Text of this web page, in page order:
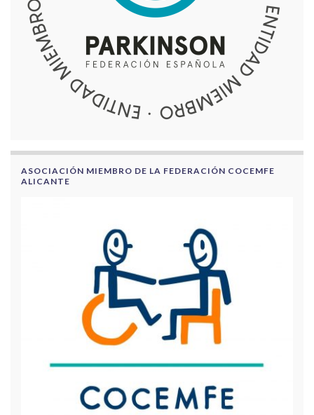
ASOCIACIÓN MIEMBRO DE LA FEDERACIÓN COCEMFE
ALICANTE